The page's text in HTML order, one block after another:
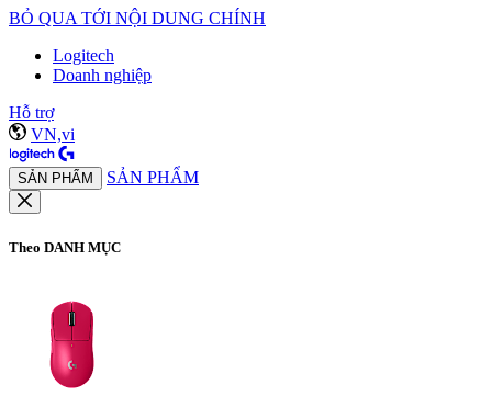
BỎ QUA TỚI NỘI DUNG CHÍNH
Logitech
Doanh nghiệp
Hỗ trợ
VN,vi
SẢN PHẨM SẢN PHẨM
Theo DANH MỤC